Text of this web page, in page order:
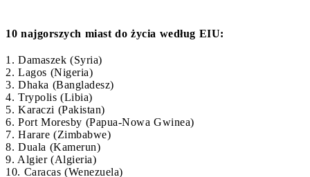
10 najgorszych miast do życia według EIU:
1. Damaszek (Syria)
2. Lagos (Nigeria)
3. Dhaka (Bangladesz)
4. Trypolis (Libia)
5. Karaczi (Pakistan)
6. Port Moresby (Papua-Nowa Gwinea)
7. Harare (Zimbabwe)
8. Duala (Kamerun)
9. Algier (Algieria)
10. Caracas (Wenezuela)